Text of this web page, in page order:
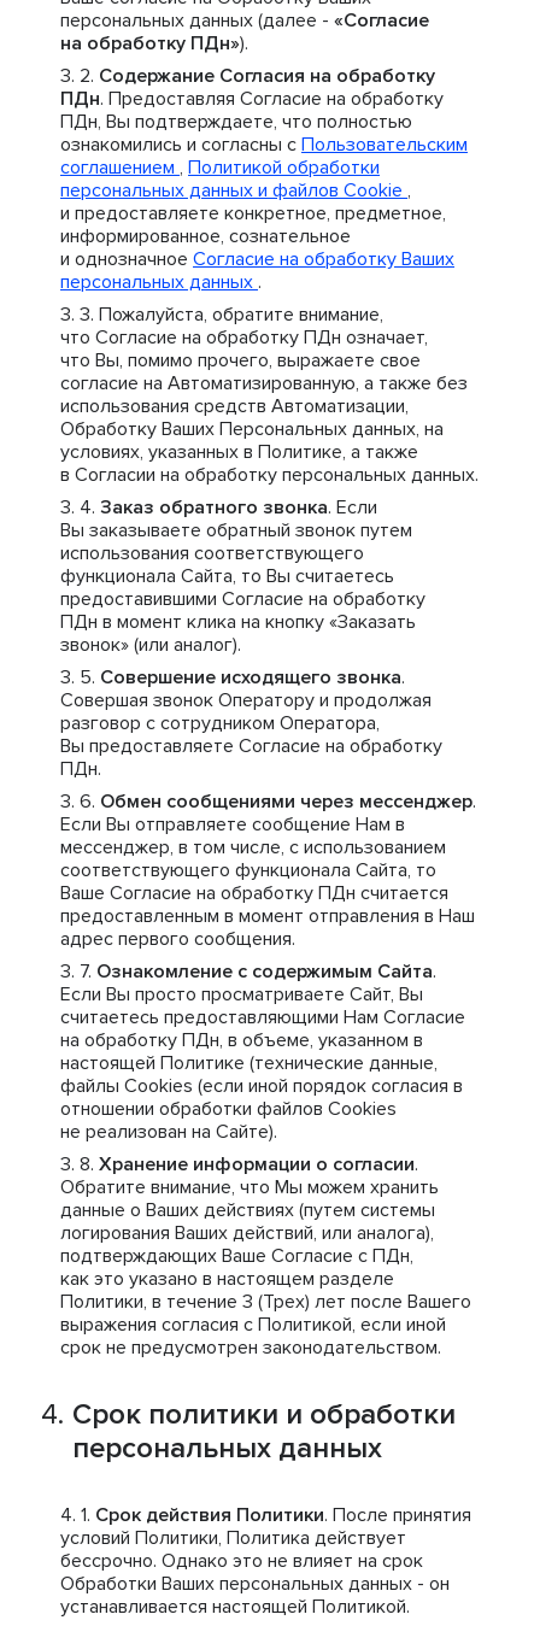
персональных данных (далее - «Согласие
на обработку ПДн»).
Содержание Согласия на обработку
ПДн. Предоставляя Согласие на обработку
ПДн, Вы подтверждаете, что полностью
ознакомились и согласны с Пользовательским
соглашением , Политикой обработки
персональных данных и файлов Cookie ,
и предоставляете конкретное, предметное,
информированное, сознательное
и однозначное Согласие на обработку Ваших
персональных данных .
Пожалуйста, обратите внимание,
что Согласие на обработку ПДн означает,
что Вы, помимо прочего, выражаете свое
согласие на Автоматизированную, а также без
использования средств Автоматизации,
Обработку Ваших Персональных данных, на
условиях, указанных в Политике, а также
в Согласии на обработку персональных данных.
Заказ обратного звонка. Если
Вы заказываете обратный звонок путем
использования соответствующего
функционала Сайта, то Вы считаетесь
предоставившими Согласие на обработку
ПДн в момент клика на кнопку «Заказать
звонок» (или аналог).
Совершение исходящего звонка.
Совершая звонок Оператору и продолжая
разговор с сотрудником Оператора,
Вы предоставляете Согласие на обработку
ПДн.
Обмен сообщениями через мессенджер.
Если Вы отправляете сообщение Нам в
мессенджер, в том числе, с использованием
соответствующего функционала Сайта, то
Ваше Согласие на обработку ПДн считается
предоставленным в момент отправления в Наш
адрес первого сообщения.
Ознакомление с содержимым Сайта.
Если Вы просто просматриваете Сайт, Вы
считаетесь предоставляющими Нам Согласие
на обработку ПДн, в объеме, указанном в
настоящей Политике (технические данные,
файлы Cookies (если иной порядок согласия в
отношении обработки файлов Cookies
не реализован на Сайте).
Хранение информации о согласии.
Обратите внимание, что Мы можем хранить
данные о Ваших действиях (путем системы
логирования Ваших действий, или аналога),
подтверждающих Ваше Согласие с ПДн,
как это указано в настоящем разделе
Политики, в течение 3 (Трех) лет после Вашего
выражения согласия с Политикой, если иной
срок не предусмотрен законодательством.
Срок политики и обработки
персональных данных
Срок действия Политики. После принятия
условий Политики, Политика действует
бессрочно. Однако это не влияет на срок
Обработки Ваших персональных данных - он
устанавливается настоящей Политикой.